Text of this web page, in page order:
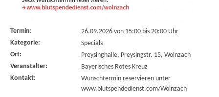
Termin: 26.09.2026 von 15:00bis 20:00 Uhr
Kategorie:
Specials
Ort:
Preysinghalle, Preysingstr. 15, Wolnzach
Veranstalter:
Bayerisches Rotes Kreuz
Kontakt:
Wunschtermin reservieren unter
www.blutspendedienst.com/Wolnzach